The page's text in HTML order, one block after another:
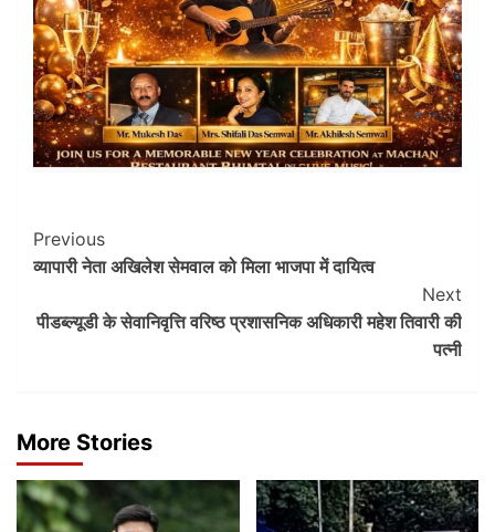
Post
Navigation
Previous
व्यापारी नेता अखिलेश सेमवाल को मिला भाजपा में दायित्व
Next
पीडब्ल्यूडी के सेवानिवृत्ति वरिष्ठ प्रशासनिक अधिकारी महेश तिवारी की
पत्नी
More Stories